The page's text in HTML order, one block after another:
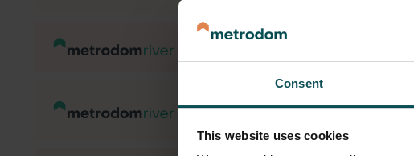
Consent
This website uses cookies
MR4-A.12.03-L
MR4-A.12.02-L